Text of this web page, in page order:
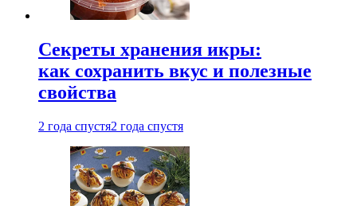
Секреты хранения икры:
как сохранить вкус и полезные
свойства
2 года спустя2 года спустя